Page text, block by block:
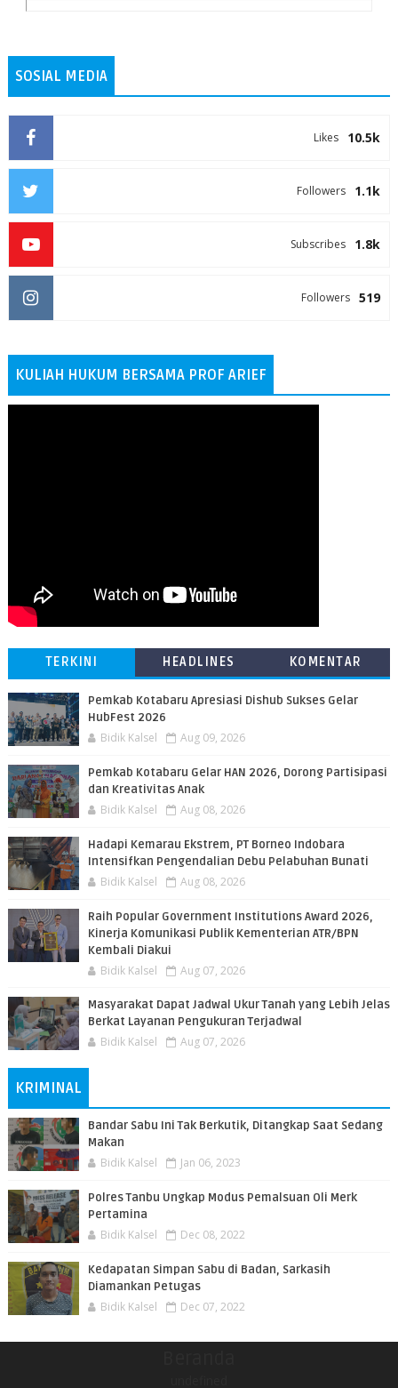
SOSIAL MEDIA
10.5k
Likes
1.1k
Followers
1.8k
Subscribes
519
Followers
KULIAH HUKUM BERSAMA PROF ARIEF
TERKINI HEADLINES KOMENTAR
Pemkab Kotabaru Apresiasi Dishub Sukses Gelar
HubFest 2026
Bidik Kalsel Aug 09, 2026
Pemkab Kotabaru Gelar HAN 2026, Dorong Partisipasi
dan Kreativitas Anak
Bidik Kalsel Aug 08, 2026
​Hadapi Kemarau Ekstrem, PT Borneo Indobara
Intensifkan Pengendalian Debu Pelabuhan Bunati
Bidik Kalsel Aug 08, 2026
Raih Popular Government Institutions Award 2026,
Kinerja Komunikasi Publik Kementerian ATR/BPN
Kembali Diakui
Bidik Kalsel Aug 07, 2026
Masyarakat Dapat Jadwal Ukur Tanah yang Lebih Jelas
Berkat Layanan Pengukuran Terjadwal
Bidik Kalsel Aug 07, 2026
KRIMINAL
Bandar Sabu Ini Tak Berkutik, Ditangkap Saat Sedang
Makan
Bidik Kalsel Jan 06, 2023
Polres Tanbu Ungkap Modus Pemalsuan Oli Merk
Pertamina
Bidik Kalsel Dec 08, 2022
Kedapatan Simpan Sabu di Badan, Sarkasih
Diamankan Petugas
Bidik Kalsel Dec 07, 2022